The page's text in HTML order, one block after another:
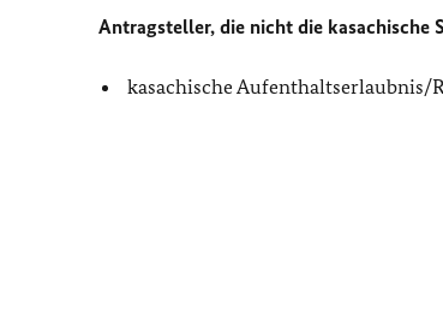
Antragsteller, die nicht die kasachische
kasachische Aufenthaltserlaubnis/